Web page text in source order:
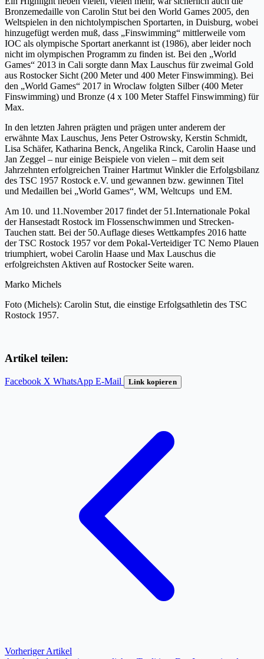
Bronzemedaille von Carolin Stut bei den World Games 2005, den
Weltspielen in den nichtolympischen Sportarten, in Duisburg, wobei
hinzugefügt werden muß, dass „Finswimming“ mittlerweile vom
IOC als olympische Sportart anerkannt ist (1986), aber leider noch
nicht im olympischen Programm zu finden ist. Bei den „World
Games“ 2013 in Cali sorgte dann Max Lauschus für zweimal Gold
aus Rostocker Sicht (200 Meter und 400 Meter Finswimming). Bei
den „World Games“ 2017 in Wroclaw folgten Silber (400 Meter
Finswimming) und Bronze (4 x 100 Meter Staffel Finswimming) für
Max.
In den letzten Jahren prägten und prägen unter anderem der
erwähnte Max Lauschus, Jens Peter Ostrowsky, Kerstin Schmidt,
Lisa Schäfer, Katharina Benck, Angelika Rinck, Carolin Haase und
Jan Zeggel – nur einige Beispiele von vielen – mit dem seit
Jahrzehnten erfolgreichen Trainer Hartmut Winkler die Erfolgsbilanz
des TSC 1957 Rostock e.V. und gewannen bzw. gewinnen Titel
und Medaillen bei „World Games“, WM, Weltcups und EM.
Am 10. und 11.November 2017 findet der 51.Internationale Pokal
der Hansestadt Rostock im Flossenschwimmen und Strecken-
Tauchen statt. Bei der 50.Auflage dieses Wettkampfes 2016 hatte
der TSC Rostock 1957 vor dem Pokal-Verteidiger TC Nemo Plauen
triumphiert, wobei Carolin Haase und Max Lauschus die
erfolgreichsten Aktiven auf Rostocker Seite waren.
Marko Michels
Foto (Michels): Carolin Stut, die einstige Erfolgsathletin des TSC
Rostock 1957.
Artikel teilen:
Facebook X WhatsApp E-Mail Link kopieren
Vorheriger Artikel